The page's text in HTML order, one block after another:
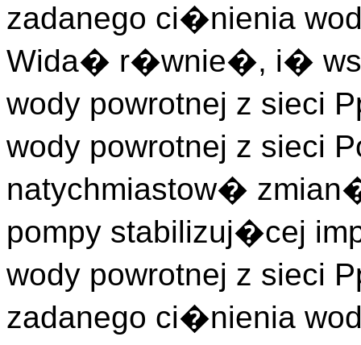
zadanego ci�nienia
Wida� r�wnie�, i�
wody powrotnej z sieci
wody powrotnej z sieci
natychmiastow�
pompy stabilizuj�cej
wody powrotnej z sieci
zadanego ci�nienia